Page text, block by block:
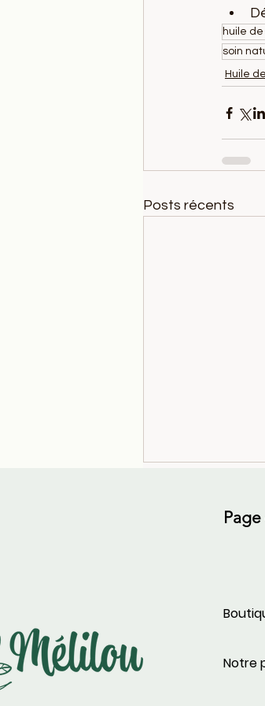
huile de
soin
Huile
Posts récents
Calendula bio :
Notre